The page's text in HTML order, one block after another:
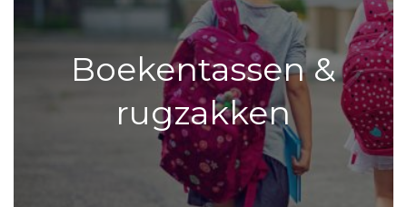
Boekentassen &
rugzakken